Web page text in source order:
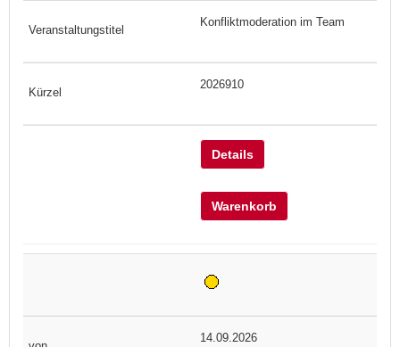
Konfliktmoderation im Team
2026910
Details
Warenkorb
14.09.2026